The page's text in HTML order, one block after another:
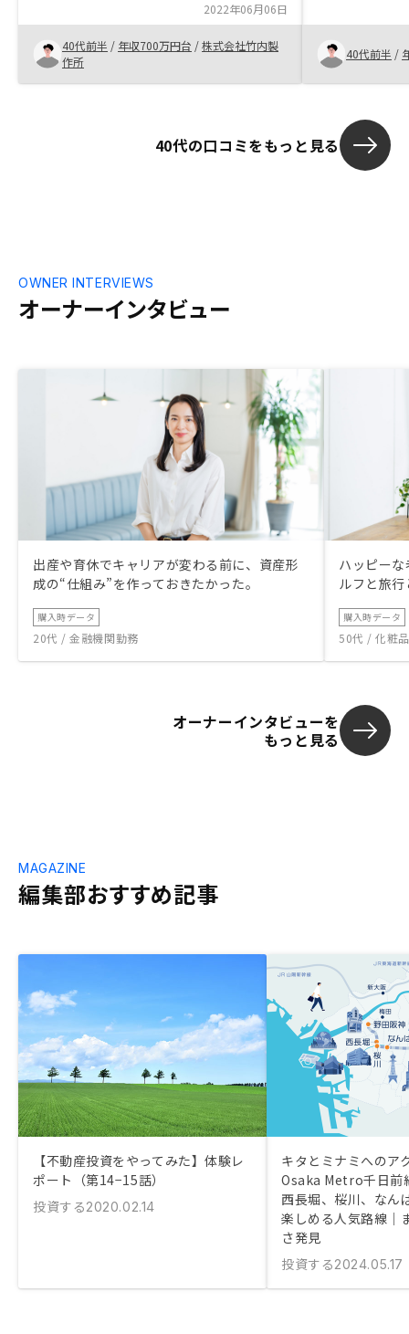
いがあったのですが、担当者の切り返しの
良い対応、また、こちらの要求を汲んで手
続きや、紹介をしていただき、すぐに決め
させていただきました。 人はよりけりだ
とは思いますが、１回目の面談で、物件紹
2022年06月06日
40代前半 / 年収700万円台 /株式会社竹内製
作所
保持に寄与す
いかもと感じ
でもリミット
くはない。物
40代前半 /
40代の口コミをもっと見る
オーナーインタビュー
OWNER INTERVIEWS
出産や育休でキャリアが変わる前に、資産形
成の“仕組み”を作っておきたかった。
購入時データ
20代 / 金融機関勤務
ハッピー
ルフと旅
購入時データ
50代 / 化粧
オーナーインタビューを
もっと見る
編集部おすすめ記事
MAGAZINE
【不動産投資をやってみた】体験レ
ポート（第14−15話）
投資する2020.02.14
キタとミナミへのア
Osaka Metro千日前
西長堀、桜川、なん
楽しめる人気路線｜
さ発見
投資する2024.05.17